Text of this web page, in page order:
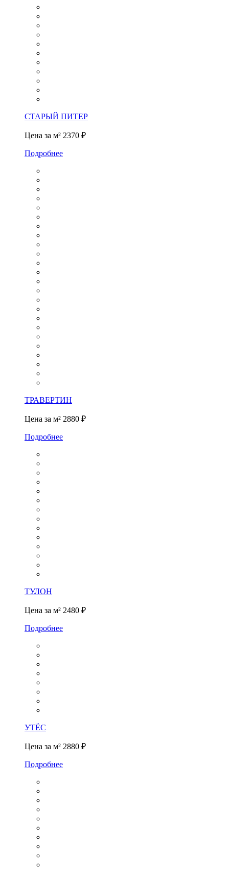
СТАРЫЙ ПИТЕР
Цена за м² 2370 ₽
Подробнее
ТРАВЕРТИН
Цена за м² 2880 ₽
Подробнее
ТУЛОН
Цена за м² 2480 ₽
Подробнее
УТЁС
Цена за м² 2880 ₽
Подробнее